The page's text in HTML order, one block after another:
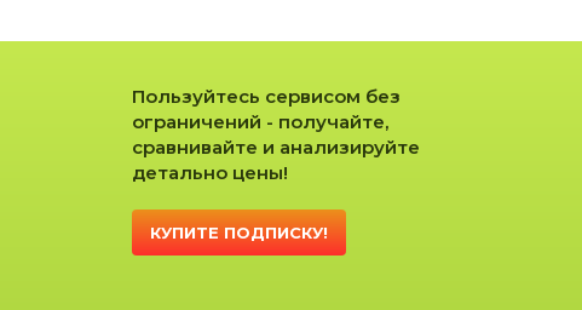
Пользуйтесь сервисом без
ограничений - получайте,
сравнивайте и анализируйте
детально цены!
КУПИТЕ ПОДПИСКУ!